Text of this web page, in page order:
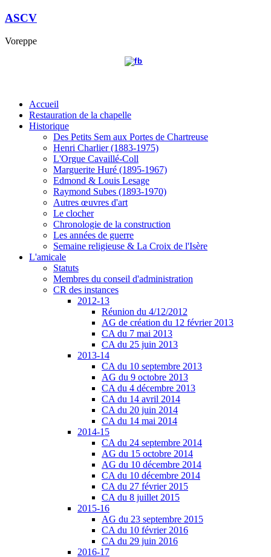
ASCV
Voreppe
Accueil
Restauration de la chapelle
Historique
Des Petits Sem aux Portes de Chartreuse
Henri Charlier (1883-1975)
L'Orgue Cavaillé-Coll
Marguerite Huré (1895-1967)
Edmond & Louis Lesage
Raymond Subes (1893-1970)
Autres œuvres d'art
Le clocher
Chronologie de la construction
Les années de guerre
Semaine religieuse & La Croix de l'Isère
L'amicale
Statuts
Membres du conseil d'administration
CR des instances
2012-13
Réunion du 4/12/2012
AG de création du 12 février 2013
CA du 7 mai 2013
CA du 25 juin 2013
2013-14
CA du 10 septembre 2013
AG du 9 octobre 2013
CA du 4 décembre 2013
CA du 14 avril 2014
CA du 20 juin 2014
CA du 14 mai 2014
2014-15
CA du 24 septembre 2014
AG du 15 octobre 2014
AG du 10 décembre 2014
CA du 10 décembre 2014
CA du 27 février 2015
CA du 8 juillet 2015
2015-16
AG du 23 septembre 2015
CA du 10 février 2016
CA du 29 juin 2016
2016-17